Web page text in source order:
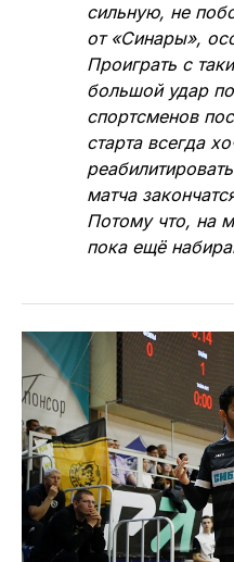
сильную, не
от «Синары»,
Проиграть с
большой удар
спортсменов
старта всегда
матча
Потому что, на
пока ещё